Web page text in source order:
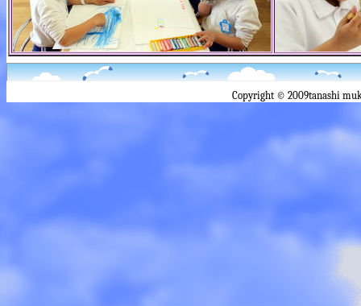
Copyright © 2009tanashi